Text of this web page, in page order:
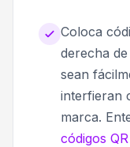
Coloca
derecha
sean
interfieran
marca.
códigos QR